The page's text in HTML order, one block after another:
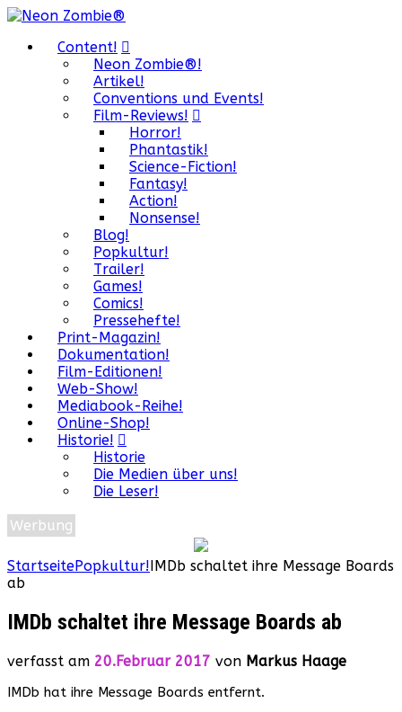
Content!
Neon Zombie®!
Artikel!
Conventions und Events!
Film-Reviews!
Horror!
Phantastik!
Science-Fiction!
Fantasy!
Action!
Nonsense!
Blog!
Popkultur!
Trailer!
Games!
Comics!
Pressehefte!
Print-Magazin!
Dokumentation!
Film-Editionen!
Web-Show!
Mediabook-Reihe!
Online-Shop!
Historie!
Historie
Die Medien über uns!
Die Leser!
Werbung
StartseitePopkultur!IMDb schaltet ihre Message Boards
ab
IMDb schaltet ihre Message Boards ab
verfasst am 20.Februar 2017 von Markus Haage
IMDb hat ihre Message Boards entfernt.